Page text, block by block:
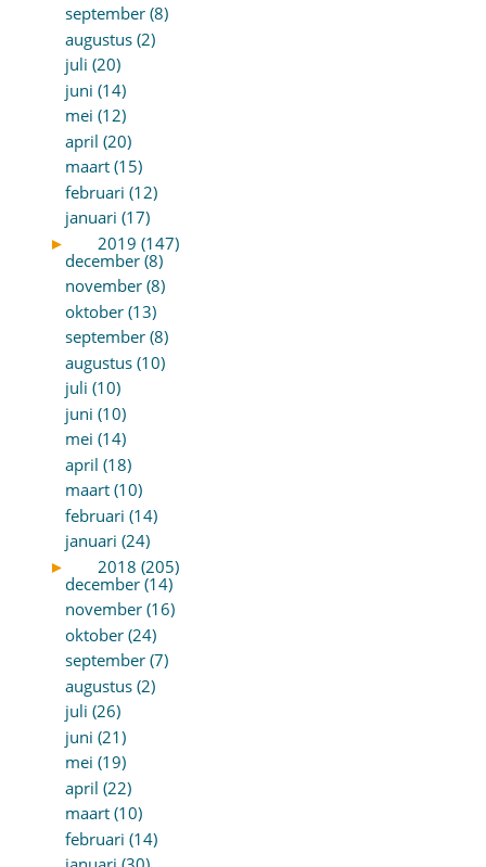
september (8)
augustus (2)
juli (20)
juni (14)
mei (12)
april (20)
maart (15)
februari (12)
januari (17)
►
2019 (147)
december (8)
november (8)
oktober (13)
september (8)
augustus (10)
juli (10)
juni (10)
mei (14)
april (18)
maart (10)
februari (14)
januari (24)
►
2018 (205)
december (14)
november (16)
oktober (24)
september (7)
augustus (2)
juli (26)
juni (21)
mei (19)
april (22)
maart (10)
februari (14)